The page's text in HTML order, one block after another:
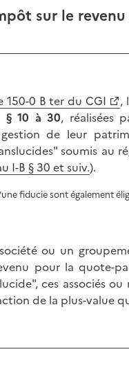
sur le
150-0 B ter du CGI
,
§ 10 à 30, réalisées
de leur
soumis au
I-B § 30 et suiv.).
fiducie sont également
ou un
pour la quote-
ces associés
de la plus-value